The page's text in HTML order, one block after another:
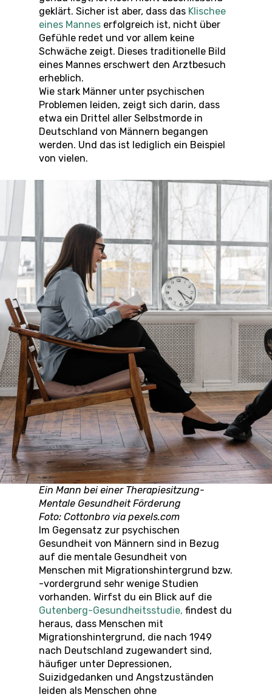
geklärt. Sicher ist aber, dass das Klischee
eines Mannes erfolgreich ist, nicht über
Gefühle redet und vor allem keine
Schwäche zeigt. Dieses traditionelle Bild
eines Mannes erschwert den Arztbesuch
erheblich.
Wie stark Männer unter psychischen
Problemen leiden, zeigt sich darin, dass
etwa ein Drittel aller Selbstmorde in
Deutschland von Männern begangen
werden. Und das ist lediglich ein Beispiel
von vielen.
Ein Mann bei einer Therapiesitzung-
Mentale Gesundheit Förderung
Foto: Cottonbro via pexels.com
Im Gegensatz zur psychischen
Gesundheit von Männern sind in Bezug
auf die mentale Gesundheit von
Menschen mit Migrationshintergrund bzw.
-vordergrund sehr wenige Studien
vorhanden. Wirfst du ein Blick auf die
Gutenberg-Gesundheitsstudie, findest du
heraus, dass Menschen mit
Migrationshintergrund, die nach 1949
nach Deutschland zugewandert sind,
häufiger unter Depressionen,
Suizidgedanken und Angstzuständen
leiden als Menschen ohne